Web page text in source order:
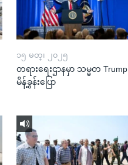
၁၅ မတ္၊ ၂၀၂၅
တရားရေးဌာနမှာ သမ္မတ Trump
မိန့်ခွန်းပြော